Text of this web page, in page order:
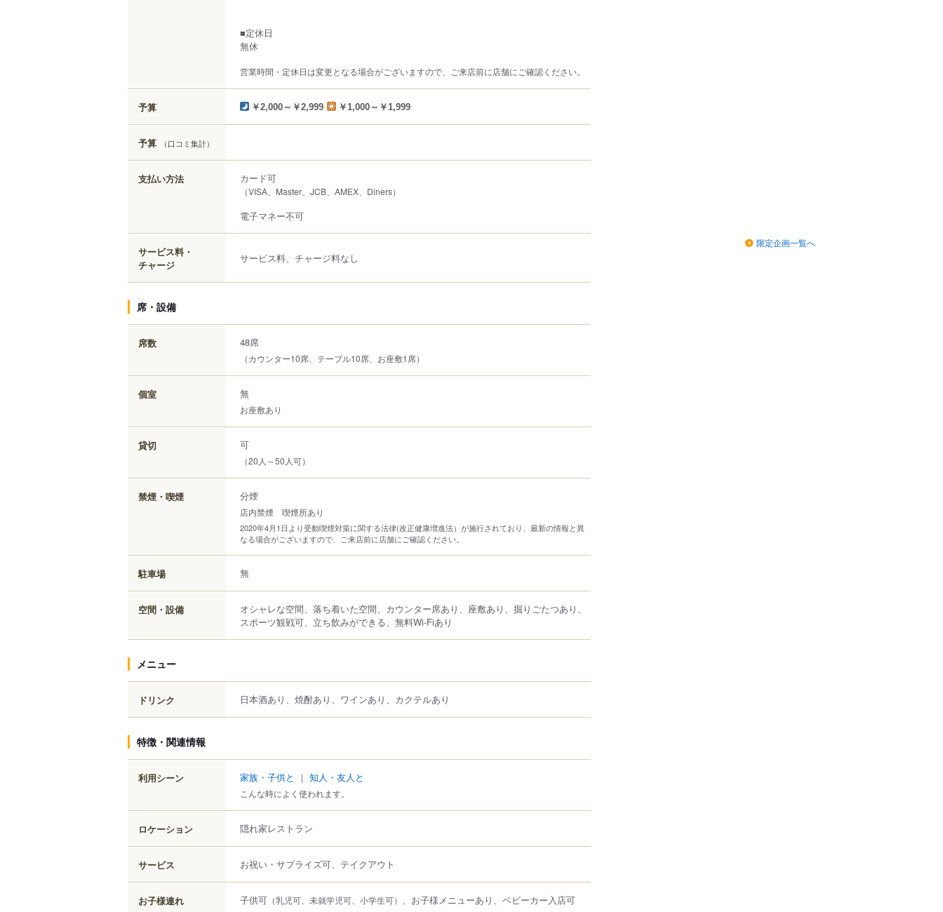
■定休日
無休
営業時間・定休日は変更となる場合がございますので、ご来店前に店舗にご確認ください。
予算 ￥2,000～￥2,999 ￥1,000～￥1,999
予算 （口コミ集計）
支払い方法 カード可
（VISA、Master、JCB、AMEX、Diners）
電子マネー不可
サービス料・
チャージ
サービス料、チャージ料なし
席・設備
席数 48席
（カウンター10席、テーブル10席、お座敷1席）
個室 無
お座敷あり
貸切 可
（20人～50人可）
禁煙・喫煙 分煙
店内禁煙 喫煙所あり
2020年4月1日より受動喫煙対策に関する法律(改正健康増進法）が施行されており、最新の情報と異
なる場合がございますので、ご来店前に店舗にご確認ください。
駐車場 無
空間・設備
オシャレな空間、落ち着いた空間、カウンター席あり、座敷あり、掘りごたつあり、
スポーツ観戦可、立ち飲みができる、無料Wi-Fiあり
メニュー
ドリンク 日本酒あり、焼酎あり、ワインあり、カクテルあり
特徴・関連情報
利用シーン 家族・子供と ｜ 知人・友人と
こんな時によく使われます。
ロケーション 隠れ家レストラン
サービス お祝い・サプライズ可、テイクアウト
お子様連れ 子供可 （乳児可、未就学児可、小学生可） 、お子様メニューあり、ベビーカー入店可
限定企画一覧へ